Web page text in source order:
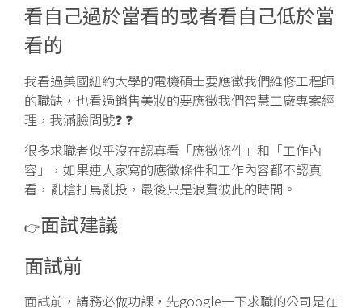
看自己過於當看的或者看自己低於當
看的
我看過美國紐約大學的電機碩士要應徵我們維修工程師
的職缺，也看過銷售美妝的要應徵我們智慧工廠專案經
理，我滿臉問號❓ ❓
很多求職者似乎沒在認真看「應徵條件」和「工作內
容」，如果連人家寫的應徵條件和工作內容都不認真
看，亂槍打鳥亂投，最後只是浪費彼此的時間。
👉面試建議
面試前
面試前，請務必做功課，先google一下求職的公司是在